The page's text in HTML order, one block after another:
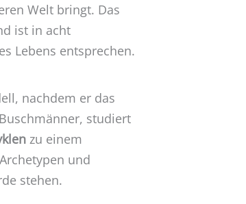
Welt bringt. Das
ist in acht
Lebens entsprechen.
nachdem er das
studiert
zu einem
und
stehen.